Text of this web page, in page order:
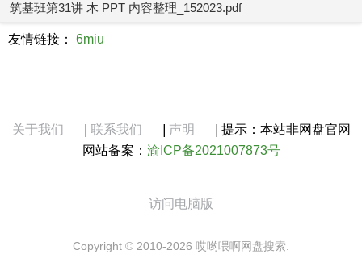
筑基班第31讲 木 PPT 内容整理_152023.pdf
友情链接： 6miu
关于我们 联系我们 声明
提示：本站非网盘官网
网站备案： 渝ICP备2021007873号
访问电脑版
Copyright © 2010-2026 哎哟喂啊网盘搜索.